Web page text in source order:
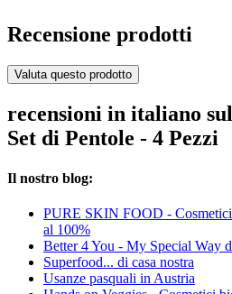
Recensione prodotti
Valuta questo prodotto
recensioni in italiano
Set di Pentole - 4 Pezzi
Il nostro blog:
PURE SKIN FOOD -
al 100%
Better 4 You - My Special Way
Superfood... di casa nostra
Usanze pasquali in Austria